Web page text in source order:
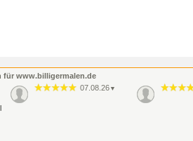
für www.billigermalen.de
07.08.26 ▼